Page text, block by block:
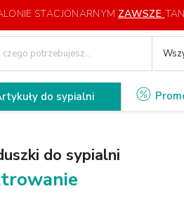
STACJONARNYM ZAWSZE
do sypialni
do sypialni